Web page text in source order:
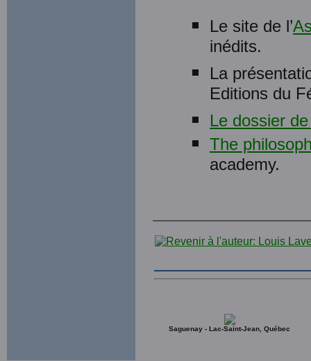
Le site de l’
inédits.
La
Editions du
Le dossier de
The
academy.
Saguenay - Lac-Saint-Jean, Québec